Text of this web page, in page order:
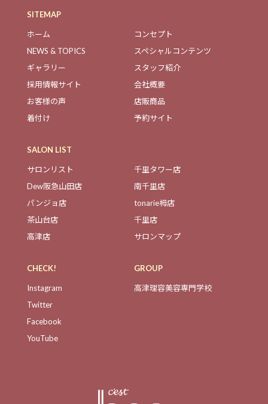
SITEMAP
ホーム
コンセプト
NEWS & TOPICS
スペシャルコンテンツ
ギャラリー
スタッフ紹介
採用情報サイト
会社概要
お客様の声
店販商品
着付け
予約サイト
SALON LIST
サロンリスト
千里タワー店
Dew阪急山田店
南千里店
パンジョ店
tonarie栂店
茶山台店
千里店
高津店
サロンマップ
CHECK!
Instagram
Twitter
Facebook
YouTube
GROUP
高津理容美容専門学校